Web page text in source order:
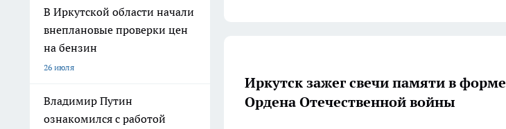
В Иркутской области начали
внеплановые проверки цен
на бензин
26 июля
Владимир Путин
ознакомился с работой
Иркутск зажег свечи памяти в форме
Ордена Отечественной войны